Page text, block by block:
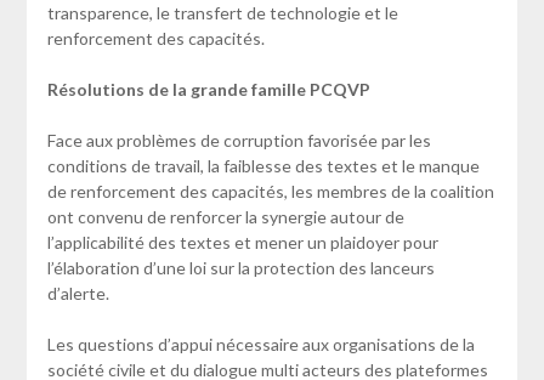
transparence, le transfert de technologie et le
renforcement des capacités.
Résolutions de la grande famille PCQVP
Face aux problèmes de corruption favorisée par les
conditions de travail, la faiblesse des textes et le manque
de renforcement des capacités, les membres de la coalition
ont convenu de renforcer la synergie autour de
l’applicabilité des textes et mener un plaidoyer pour
l’élaboration d’une loi sur la protection des lanceurs
d’alerte.
Les questions d’appui nécessaire aux organisations de la
société civile et du dialogue multi acteurs des plateformes